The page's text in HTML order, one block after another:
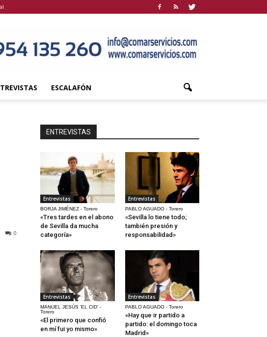
ESCALAFÓN
0
ENTREVISTAS
Entrevistas
BORJA JIMÉNEZ - Torero
«Tres tardes en el abono
de Sevilla da mucha
categoría»
Entrevistas
PABLO AGUADO - Torero
«Sevilla lo tiene todo;
también presión y
responsabilidad»
Entrevistas
MANUEL JESÚS 'EL CID' -
Torero
«El primero que confió
en mí fui yo mismo»
Entrevistas
PABLO AGUADO - Torero
«Hay que ir partido a
partido: el domingo toca
Madrid»